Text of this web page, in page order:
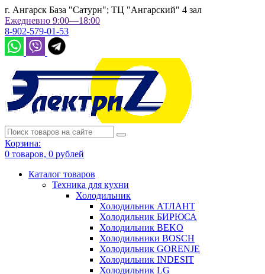
г. Ангарск База "Сатурн"; ТЦ "Ангарский" 4 зал
Ежедневно 9:00—18:00
8-902-579-01-53
Корзина:
0 товаров, 0 рублей
Каталог товаров
Техника для кухни
Холодильник
Холодильник АТЛАНТ
Холодильник БИРЮСА
Холодильник BEKO
Холодильники BOSCH
Холодильник GORENJE
Холодильник INDESIT
Холодильник LG